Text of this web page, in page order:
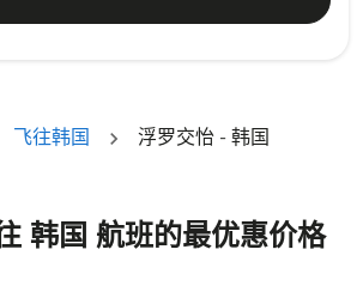
飞往韩国 浮罗交怡 - 韩国
韩国 航班的最优惠价格